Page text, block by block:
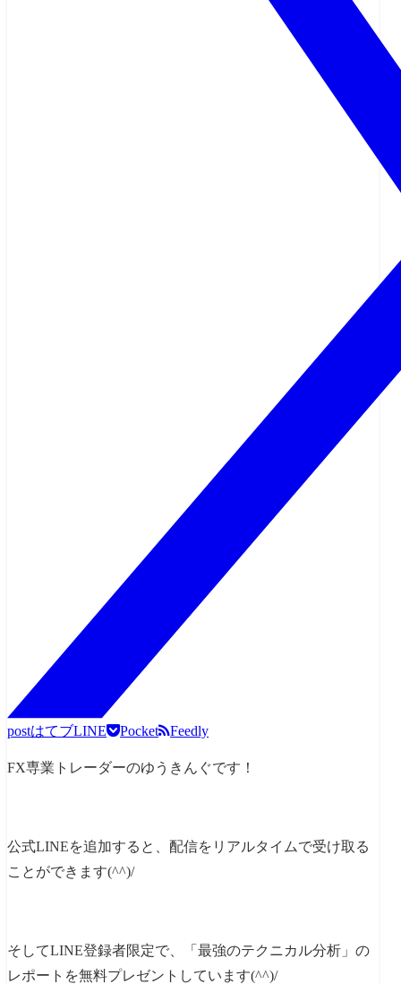
postはてブLINE Pocket Feedly
FX専業トレーダーのゆうきんぐです！
公式LINEを追加すると、配信をリアルタイムで受け取る
ことができます(^^)/
そしてLINE登録者限定で、「最強のテクニカル分析」の
レポートを無料プレゼントしています(^^)/